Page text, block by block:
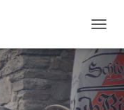
A
I
G
A